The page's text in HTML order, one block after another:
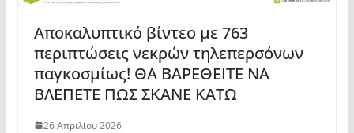
Αποκαλυπτικό βίντεο με 763
περιπτώσεις νεκρών τηλεπερσόνων
παγκοσμίως! ΘΑ ΒΑΡΕΘΕΙΤΕ ΝΑ
ΒΛΕΠΕΤΕ ΠΩΣ ΣΚΑΝΕ ΚΑΤΩ
26 Απριλίου 2026